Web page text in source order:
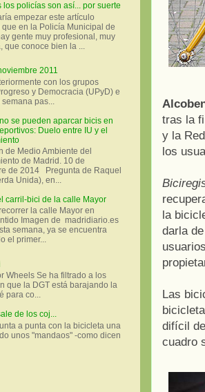
tras la
y la
los
la
darla
Las
difícil
cuadro
los policías son así... por suerte
empezar este artículo
en la Policía Municipal de
gente muy profesional, muy
que conoce bien la ...
2011
con los grupos
y Democracia (UPyD) e
pas...
se pueden aparcar bicis en
Duelo entre IU y el
de Medio Ambiente del
de Madrid. 10 de
de 2014 Pregunta de Raquel
Unida), en...
carril-bici de la calle Mayor
la calle Mayor en
Imagen de madridiario.es
semana, ya se encuentra
el primer...
Wheels Se ha filtrado a los
que la DGT está barajando la
para co...
de los coj...
a punta con la bicicleta una
unos "mandaos" -como dicen